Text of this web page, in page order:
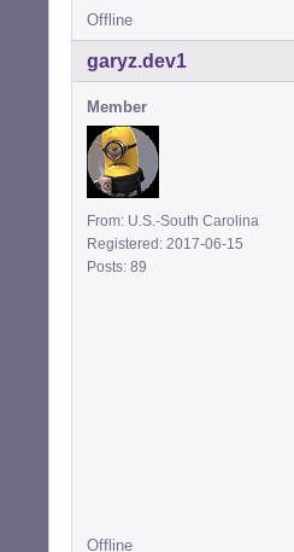
Offline
garyz.dev1
Member
From: U.S.-South Carolina
Registered: 2017-06-15
Posts: 89
Offline